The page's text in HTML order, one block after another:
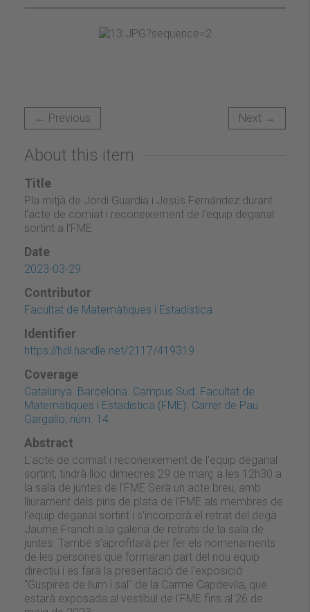
← Previous Next →
About this item
Title
Pla mitjà de Jordi Guardia i Jesús Fernández durant
l’acte de comiat i reconeixement de l’equip deganal
sortint a l'FME
Date
2023-03-29
Contributor
Facultat de Matemàtiques i Estadística
Identifier
https://hdl.handle.net/2117/419319
Coverage
Catalunya. Barcelona. Campus Sud. Facultat de
Matemàtiques i Estadística (FME). Carrer de Pau
Gargallo, núm. 14.
Abstract
L'acte de comiat i reconeixement de l'equip deganal
sortint, tindrà lloc dimecres 29 de març a les 12h30 a
la sala de juntes de l'FME Serà un acte breu, amb
lliurament dels pins de plata de l'FME als membres de
l'equip deganal sortint i s'incorporà el retrat del degà
Jaume Franch a la galeria de retrats de la sala de
juntes. També s'aprofitarà per fer els nomenaments
de les persones que formaran part del nou equip
directiu i es farà la presentació de l'exposició
"Guspires de llum i sal" de la Carme Capdevila, que
estarà exposada al vestíbul de l'FME fins al 26 de